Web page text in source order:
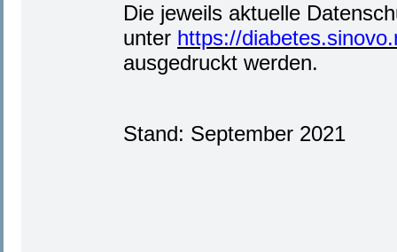
Die jeweils aktuelle
unter https://
ausgedruckt werden.
Stand: September 2021